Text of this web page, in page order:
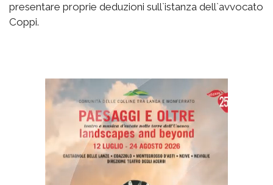
presentare proprie deduzioni sull`istanza dell`avvocato
Coppi.